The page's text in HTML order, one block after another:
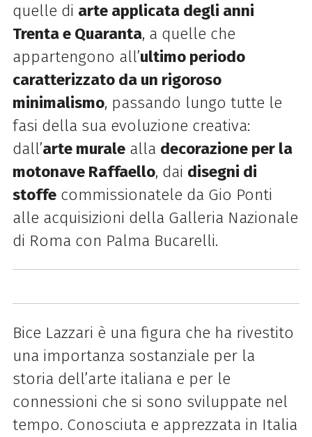
quelle di arte applicata degli anni
Trenta e Quaranta, a quelle che
appartengono all’ultimo periodo
caratterizzato da un rigoroso
minimalismo, passando lungo tutte le
fasi della sua evoluzione creativa:
dall’arte muralealla decorazione per la
motonave Raffaello, dai disegni di
stoffecommissionatele da Gio Ponti
alle acquisizioni della Galleria Nazionale
di Roma con Palma Bucarelli.
Bice Lazzari è una figura che ha rivestito
una importanza sostanziale per la
storia dell’arte italiana e per le
connessioni che si sono sviluppate nel
tempo. Conosciuta e apprezzata in Italia